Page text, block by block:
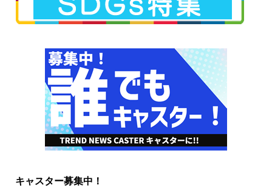
キャスター募集中！